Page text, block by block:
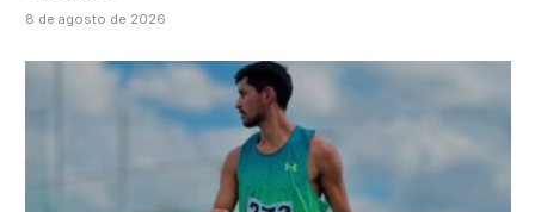
8 de agosto de 2026